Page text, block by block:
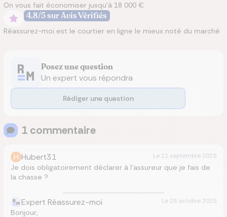
On vous fait économiser jusqu’à 18 000 €
4.8/5 sur Avis Vérifiés
Réassurez-moi est le courtier en ligne le mieux noté du marché
Posez une question
Un expert vous répondra
Rédiger une question
1 commentaire
H Hubert31 Le 21 septembre 2025
Je dois obligatoirement déclarer à l’assureur que je fais de
la chasse ?
Expert Réassurez-moi Le 28 octobre 2025
Bonjour,